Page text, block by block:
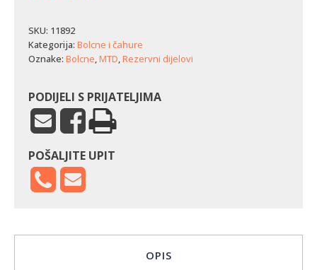
SKU: 11892
Kategorija: Bolcne i čahure
Oznake: Bolcne,MTD,Rezervni dijelovi
PODIJELI S PRIJATELJIMA
POŠALJITE UPIT
OPIS